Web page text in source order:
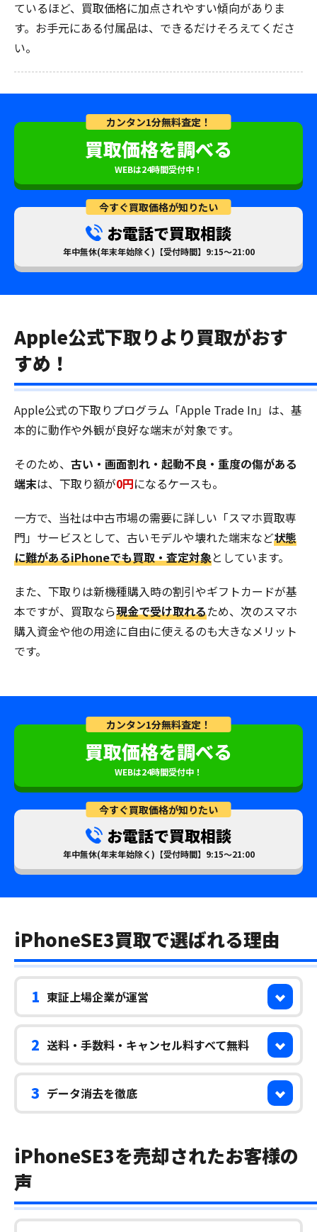
ているほど、買取価格に加点されやすい傾向がありま
す。お手元にある付属品は、できるだけそろえてくださ
い。
カンタン1分無料査定！
買取価格を調べる
WEBは24時間受付中！
今すぐ買取価格が知りたい
お電話で買取相談
年中無休(年末年始除く)【受付時間】9:15～21:00
Apple公式下取りより買取がおす
すめ！
Apple公式の下取りプログラム「Apple Trade In」は、基
本的に動作や外観が良好な端末が対象です。
そのため、 古い・画面割れ・起動不良・重度の傷がある
端末は、下取り額が0円になるケースも。
一方で、当社は中古市場の需要に詳しい「スマホ買取専
門」サービスとして、古いモデルや壊れた端末など状態
に難があるiPhoneでも買取・査定対象としています。
また、下取りは新機種購入時の割引やギフトカードが基
本ですが、買取なら現金で受け取れるため、次のスマホ
購入資金や他の用途に自由に使えるのも大きなメリット
です。
カンタン1分無料査定！
買取価格を調べる
WEBは24時間受付中！
今すぐ買取価格が知りたい
お電話で買取相談
年中無休(年末年始除く)【受付時間】9:15～21:00
iPhoneSE3買取で選ばれる理由
1 東証上場企業が運営
2 送料・手数料・キャンセル料すべて無料
3 データ消去を徹底
iPhoneSE3を売却されたお客様の
声